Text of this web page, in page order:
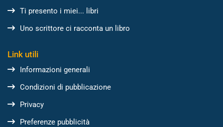
Ti presento i miei... libri
Uno scrittore ci racconta un libro
Link utili
Informazioni generali
Condizioni di pubblicazione
Privacy
Preferenze pubblicità